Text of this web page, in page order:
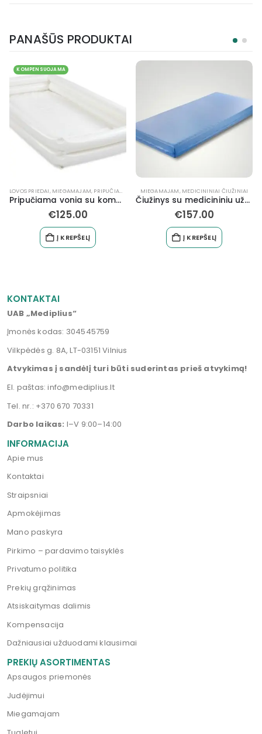
PANAŠŪS PRODUKTAI
,FUNKCINĖS LOVOS,MIEGAMAJAM,PRIEMONĖS NUO PRAGULŲ,SLAUGOS LOVOS
KOMPENSUOJAMA
LOVOS PRIEDAI, MIEGAMAJAM, PRIPUČIAMOS VONELĖS ,SLAUGAI
Pripučiama vonia su kompresoriumi 190x90x22cm
€125.00
Į KREPŠELĮ
MIEGAMAJAM, MEDICININIAI ČIUŽINIAI
Čiužinys su medicininiu užvalkalu 200 x 90 x 10 cm
€157.00
Į KREPŠELĮ
KONTAKTAI
UAB „Mediplius“
Įmonės kodas: 304545759
Vilkpėdės g. 8A, LT-03151 Vilnius
Atvykimas į sandėlį turi būti suderintas prieš atvykimą!
El. paštas:info@mediplius.lt
Tel. nr.: +370 670 70331
Darbo laikas: I–V 9:00–14:00
INFORMACIJA
Apie mus
Kontaktai
Straipsniai
Apmokėjimas
Mano paskyra
Pirkimo – pardavimo taisyklės
Privatumo politika
Prekių grąžinimas
Atsiskaitymas dalimis
Kompensacija
Dažniausiai užduodami klausimai
PREKIŲ ASORTIMENTAS
Apsaugos priemonės
Judėjimui
Miegamajam